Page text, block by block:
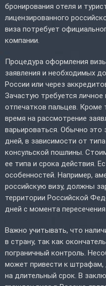
бронирования отеля и
лицензированного
виза потребует
компании.
Процедура оформления
заявления и необходимых
России или через
Зачастую требуется личное
отпечатков пальцев. Кроме
время на рассмотрение
варьироваться. Обычно это
дней, в зависимости от
консульской пошлины.
ее типа и срока действия.
особенностей. Например,
российскую визу, должны
территории Российской
дней с момента пересечения
Важно учитывать, что
в страну, так как
пограничный контроль.
может привести к штрафам,
на длительный срок. В